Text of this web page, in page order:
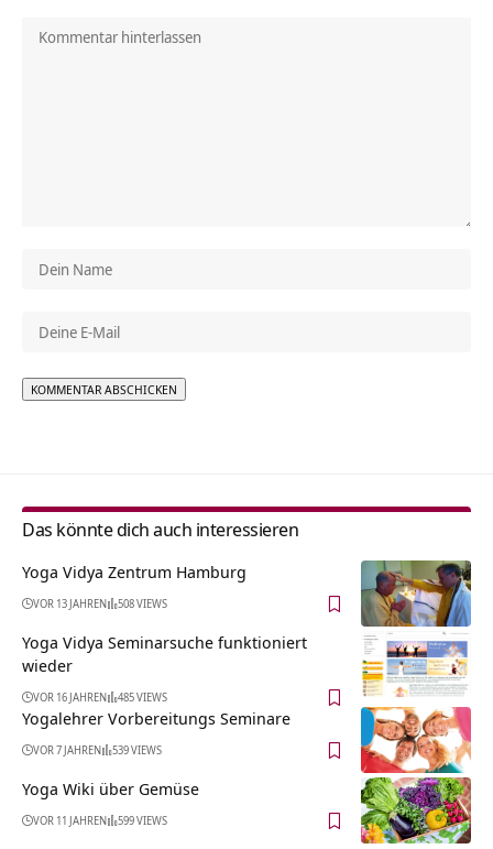
Das könnte dich auch interessieren
Yoga Vidya Zentrum Hamburg
VOR 13 JAHREN 508 VIEWS
Yoga Vidya Seminarsuche funktioniert
wieder
VOR 16 JAHREN 485 VIEWS
Yogalehrer Vorbereitungs Seminare
VOR 7 JAHREN 539 VIEWS
Yoga Wiki über Gemüse
VOR 11 JAHREN 599 VIEWS